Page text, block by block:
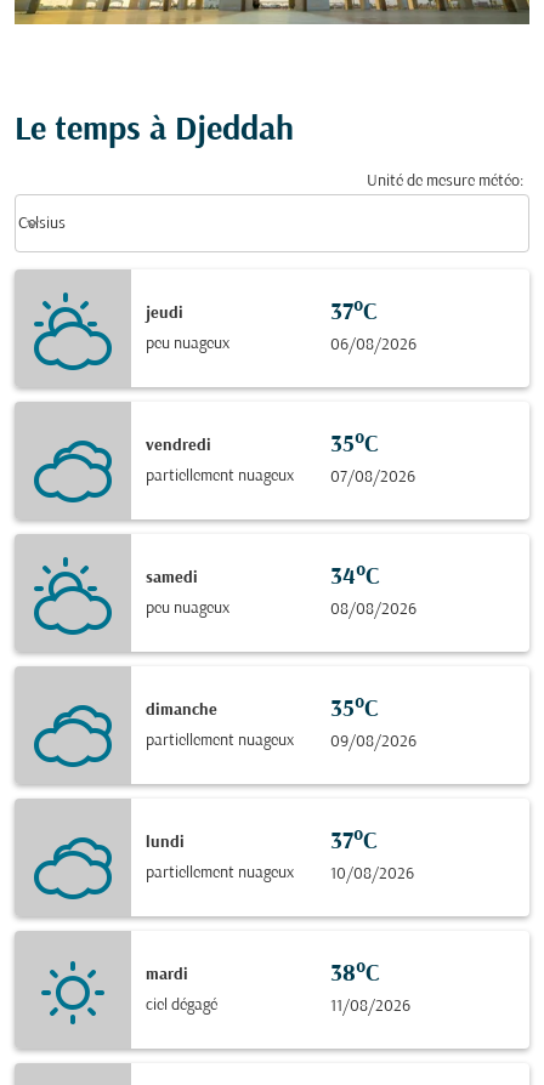
Le temps à Djeddah
Unité de mesure météo:
Celsius
keyboard_arrow_down
jeudi
peu nuageux
37°C
06/08/2026
vendredi
partiellement nuageux
35°C
07/08/2026
samedi
peu nuageux
34°C
08/08/2026
dimanche
partiellement nuageux
35°C
09/08/2026
lundi
partiellement nuageux
37°C
10/08/2026
mardi
ciel dégagé
38°C
11/08/2026